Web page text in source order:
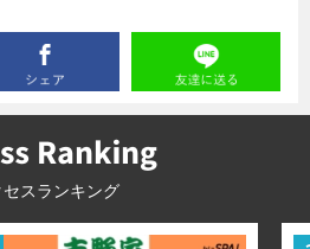
セスランキング